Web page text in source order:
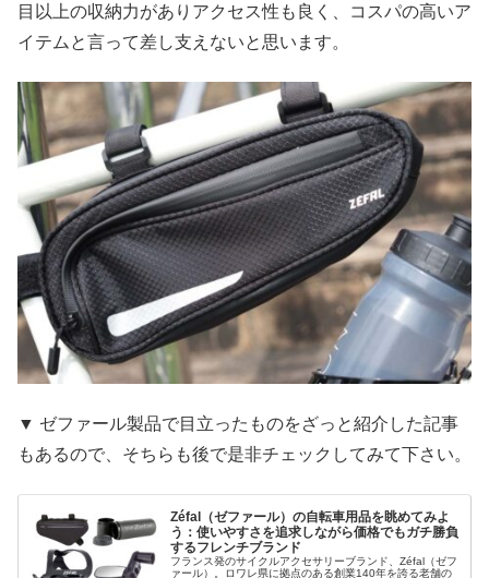
目以上の収納力がありアクセス性も良く、コスパの高いア
イテムと言って差し支えないと思います。
▼ ゼファール製品で目立ったものをざっと紹介した記事
もあるので、そちらも後で是非チェックしてみて下さい。
Zéfal（ゼファール）の自転車用品を眺めてみよ
う：使いやすさを追求しながら価格でもガチ勝負
するフレンチブランド
フランス発のサイクルアクセサリーブランド、Zéfal（ゼフ
ァール）。ロワレ県に拠点のある創業140年を誇る老舗の